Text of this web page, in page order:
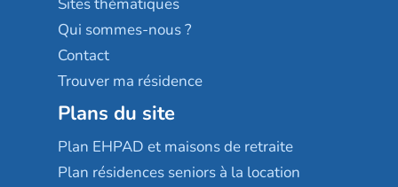
Sites thématiques
Qui sommes-nous ?
Contact
Trouver ma résidence
Plans du site
Plan EHPAD et maisons de retraite
Plan résidences seniors à la location